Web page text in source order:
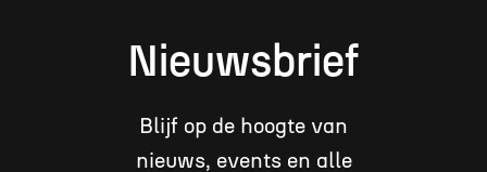
Nieuwsbrief
Blijf op de hoogte van
nieuws, events en alle